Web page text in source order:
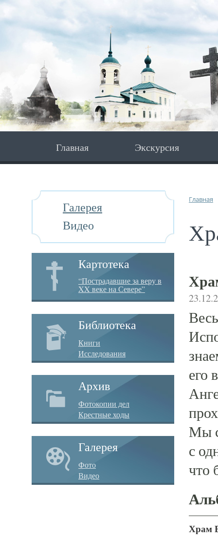
Главная Экскурсия
Галерея
Видео
Картотека
“Пострадавшие за веру в
XX веке на Севере”
Библиотека
Книги
Исследования
Архив
Фотокопии дел
Крестные ходы
Галерея
Фото
Видео
Главная
его
Мы
с
что
Храм